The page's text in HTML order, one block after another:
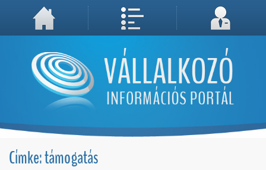
A weboldal használatával Ön elfogadja, hogy Cookie-kat (sütiket) tároljunk számítógépén. A sütik a weboldal megfelelő működéséhez
Megértettem, folytatás...
Címke: támogatás